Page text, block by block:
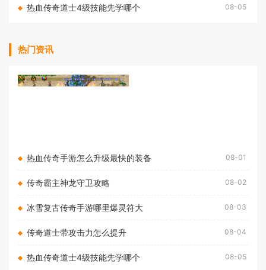
热血传奇道士4级技能先学哪个 08-05
热门资讯
热血传奇手游怎么升级最快的装备 08-01
传奇霸主神龙守卫攻略 08-02
冰雪复古传奇手游哪里爆灵符大 08-03
传奇道士带攻击力怎么提升 08-04
热血传奇道士4级技能先学哪个 08-05